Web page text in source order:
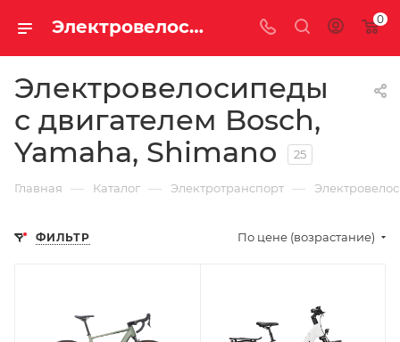
Электровелосипеды с двигателем Bosch, Yamaha, Shimano купить недорого с доставкой 0
Электровелосипеды
с двигателем Bosch,
Yamaha, Shimano
25
Главная — Каталог — Электротранспорт —
ФИЛЬТР По цене (возрастание)